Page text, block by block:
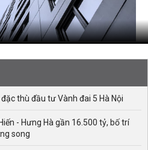
thù đầu tư Vành đai 5 Hà Nội
- Hưng Hà gần 16.500 tỷ, bố trí
song